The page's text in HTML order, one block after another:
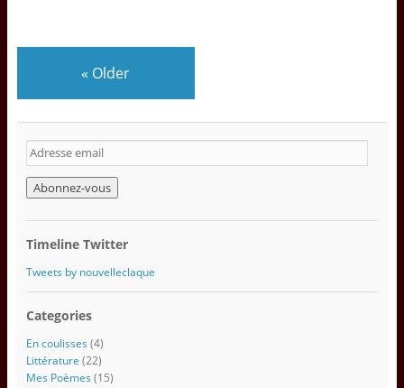
« Older
A
d
r
e
s
e
e
i
l
Timeline Twitter
Tweets by nouvelleclaque
Categories
En coulisses (4)
Littérature (22)
Mes Poèmes (15)